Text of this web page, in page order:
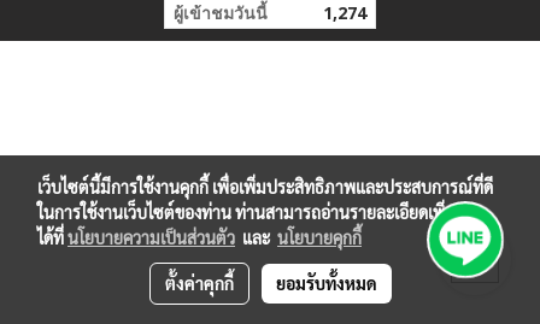
ผู้เข้าชมวันนี้ 1,274
เว็บไซต์นี้มีการใช้งานคุกกี้ เพื่อเพิ่มประสิทธิภาพและประสบการณ์ที่ดี
ในการใช้งานเว็บไซต์ของท่าน ท่านสามารถอ่านรายละเอียดเพิ่มเติม
ได้ที่นโยบายความเป็นส่วนตัว และ นโยบายคุกกี้
ตั้งค่าคุกกี้ ยอมรับทั้งหมด